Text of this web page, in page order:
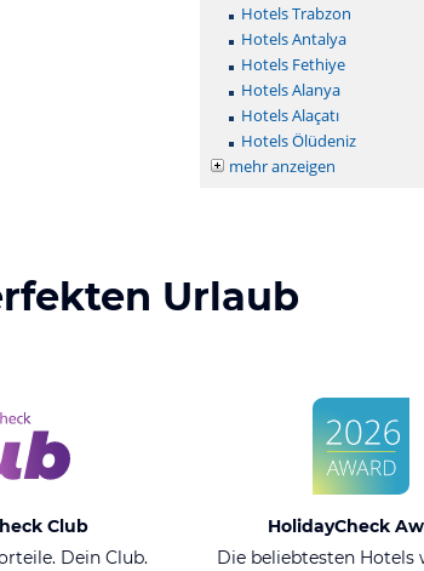
Hotels Trabzon
Hotels Antalya
Hotels Fethiye
Hotels Alanya
Hotels Alaçatı
Hotels Ölüdeniz
mehr anzeigen
Urlaub
Club
Dein Club.
HolidayCheck
Die beliebtesten Hotels